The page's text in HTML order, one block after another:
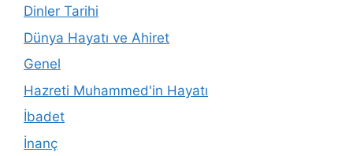
Dinler Tarihi
Dünya Hayatı ve Ahiret
Genel
Hazreti Muhammed'in Hayatı
İbadet
İnanç